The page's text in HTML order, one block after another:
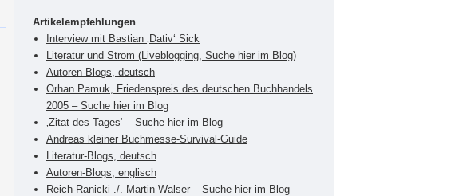
Artikelempfehlungen
Interview mit Bastian ‚Dativ‘ Sick
Literatur und Strom (Liveblogging, Suche hier im Blog)
Autoren-Blogs, deutsch
Orhan Pamuk, Friedenspreis des deutschen Buchhandels
2005 – Suche hier im Blog
‚Zitat des Tages‘ – Suche hier im Blog
Andreas kleiner Buchmesse-Survival-Guide
Literatur-Blogs, deutsch
Autoren-Blogs, englisch
Reich-Ranicki ./. Martin Walser – Suche hier im Blog